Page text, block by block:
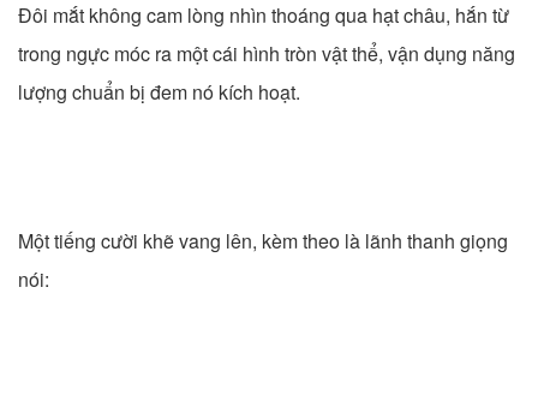
Đôi mắt không cam lòng nhìn thoáng qua hạt châu, hắn từ
trong ngực móc ra một cái hình tròn vật thể, vận dụng năng
lượng chuẩn bị đem nó kích hoạt.
Một tiếng cười khẽ vang lên, kèm theo là lãnh thanh giọng
nói: